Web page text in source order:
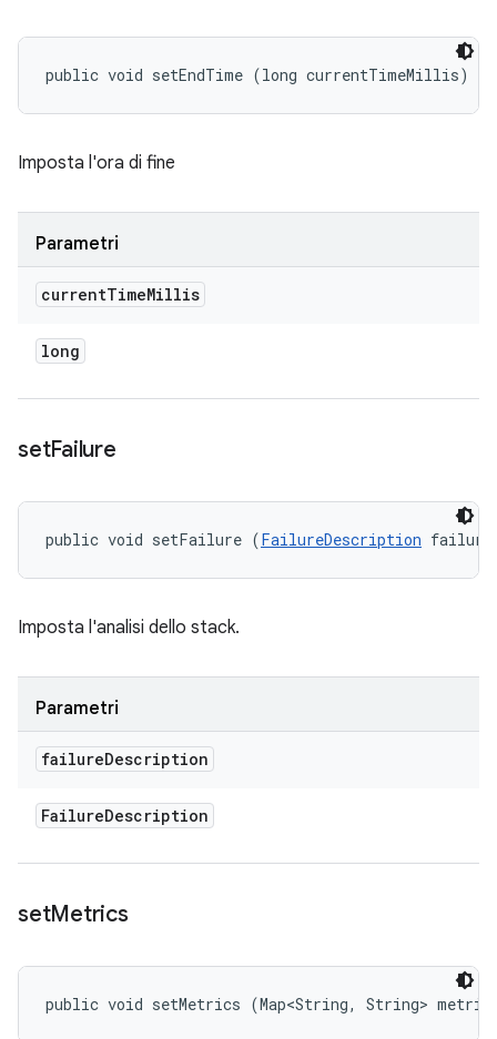
public void setEndTime (long currentTimeMillis)
Imposta l'ora di fine
Parametri
currentTimeMillis
long
setFailure
public void setFailure (FailureDescription
Imposta l'analisi dello stack.
Parametri
failureDescription
FailureDescription
setMetrics
public void setMetrics (Map<String, String>